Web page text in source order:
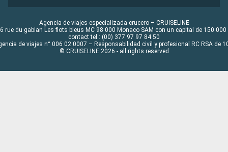
Agencia de viajes especializada crucero – CRUISELINE
rue du gabian Les flots bleus MC 98 000 Monaco SAM con un capital de 150 000
contact tel : (00) 377 97 97 84 50
de viajes n° 006 02 0007 – Responsabilidad civil y profesional RC RSA de
© CRUISELINE 2026 - all rights reserved